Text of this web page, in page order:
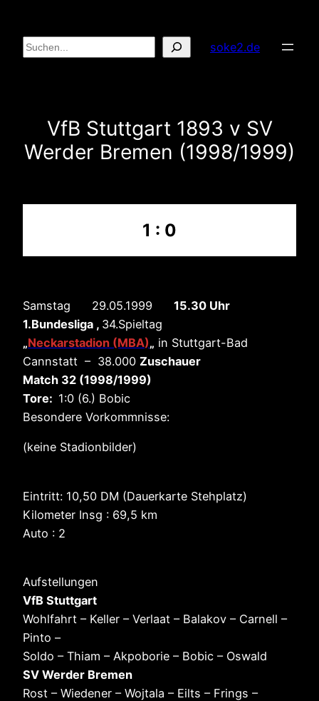
Inhalt
springen
Suchen soke2.de
VfB Stuttgart 1893 v SV
Werder Bremen (1998/1999)
1 : 0
Samstag 29.05.1999 15.30 Uhr
1.Bundesliga , 34.Spieltag
„Neckarstadion (MBA)„ in Stuttgart-Bad
Cannstatt – 38.000 Zuschauer
Match 32 (1998/1999)
Tore: 1:0 (6.) Bobic
Besondere Vorkommnisse:
(keine Stadionbilder)
Eintritt: 10,50 DM (Dauerkarte Stehplatz)
Kilometer Insg : 69,5 km
Auto : 2
Aufstellungen
VfB Stuttgart
Wohlfahrt – Keller – Verlaat – Balakov – Carnell –
Pinto –
Soldo – Thiam – Akpoborie – Bobic – Oswald
SV Werder Bremen
Rost – Wiedener – Wojtala – Eilts – Frings –